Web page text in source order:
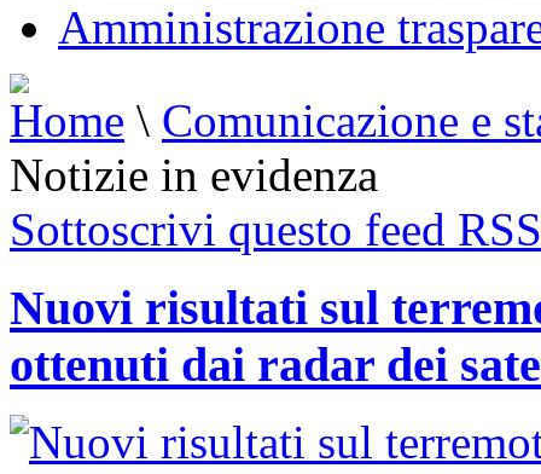
Amministrazione
Home \ Comunicazione e
Notizie in evidenza
Sottoscrivi questo feed RSS
Nuovi risultati sul
ottenuti dai radar dei